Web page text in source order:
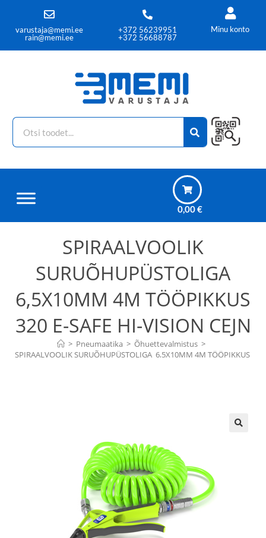
varustaja@memi.ee
rain@memi.ee
+372 56239951
+372 56688787
Minu konto
0,00€
SPIRAALVOOLIK
SURUÕHUPÜSTOLIGA
6,5X10MM 4M TÖÖPIKKUS
320 E-SAFE HI-VISION CEJN
> Pneumaatika > Õhuettevalmistus >
SPIRAALVOOLIK SURUÕHUPÜSTOLIGA  6,5X10MM 4M TÖÖPIKKUS